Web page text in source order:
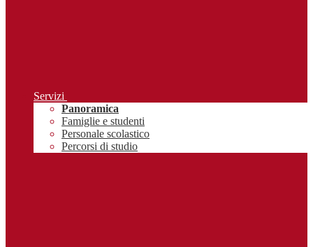
Servizi
Panoramica
Famiglie e studenti
Personale scolastico
Percorsi di studio